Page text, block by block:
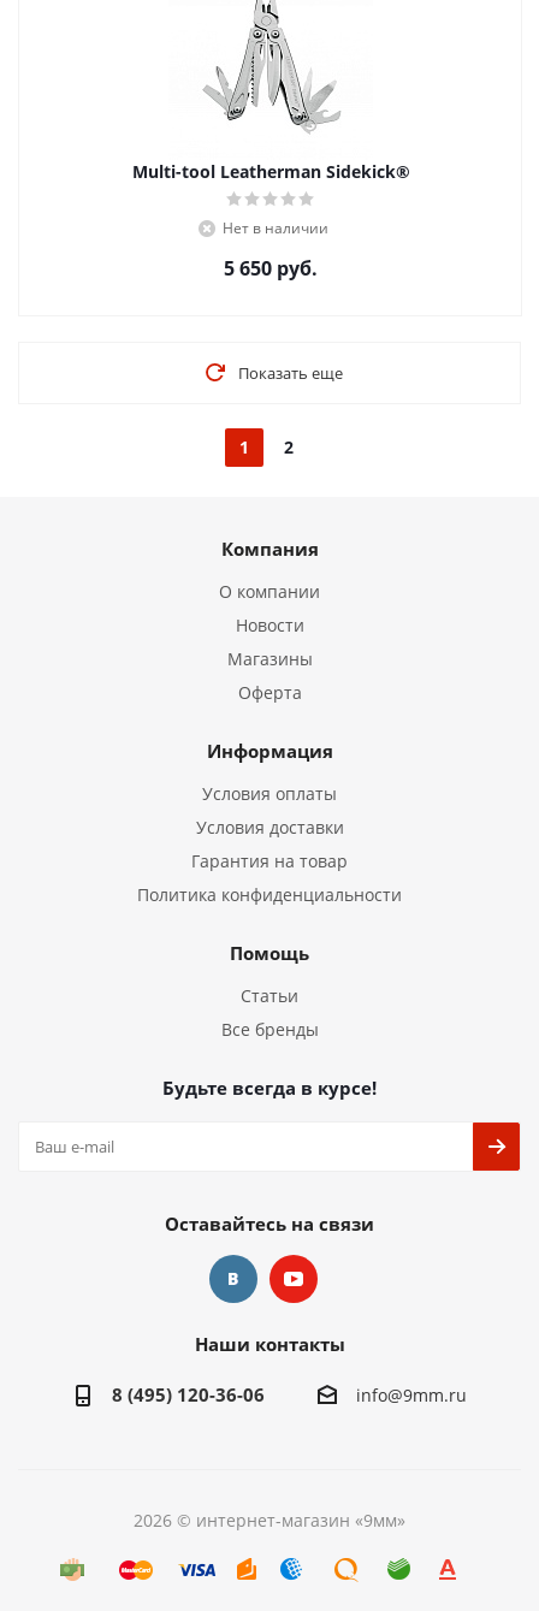
Multi-tool Leatherman Sidekick®
Нет в наличии
5 650 руб.
Показать еще
1 2
Компания
О компании
Новости
Магазины
Оферта
Информация
Условия оплаты
Условия доставки
Гарантия на товар
Политика конфиденциальности
Помощь
Статьи
Все бренды
Будьте всегда в курсе!
Оставайтесь на связи
Наши контакты
8 (495) 120-36-06 info@9mm.ru
2026 © интернет-магазин «9мм»